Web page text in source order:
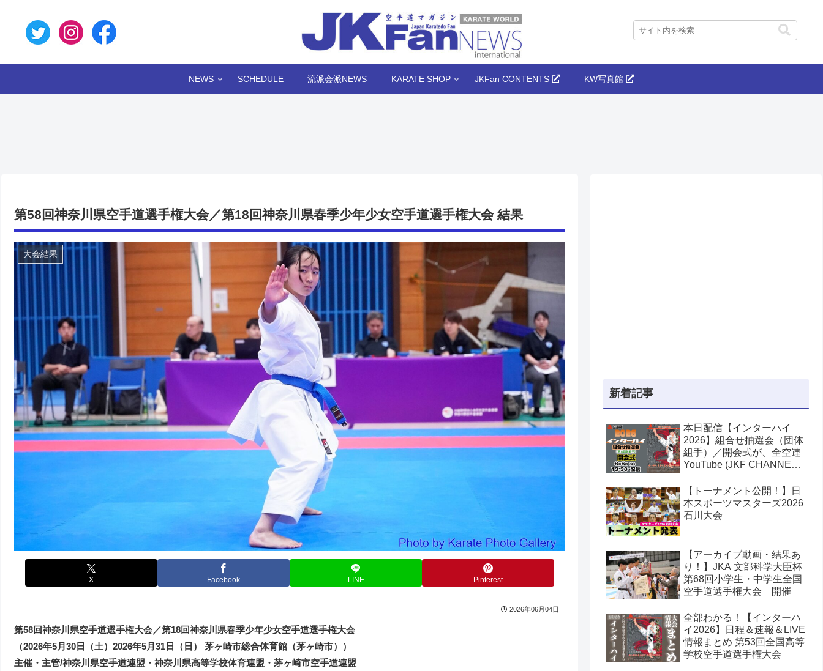
NEWS SCHEDULE 流派会派NEWS KARATE SHOP JKFan CONTENTS KW写真館
第58回神奈川県空手道選手権大会／第18回神奈川県春季少年少女空手道選手権大会 結果
大会結果
X Facebook LINE Pinterest
2026年06月04日
第58回神奈川県空手道選手権大会／第18回神奈川県春季少年少女空手道選手権大会
（2026年5月30日（土）2026年5月31日（日） 茅ヶ崎市総合体育館（茅ヶ崎市））
主催・主管/神奈川県空手道連盟・神奈川県高等学校体育連盟・茅ヶ崎市空手道連盟
新着記事
本日配信【インターハイ
2026】組合せ抽選会（団体
組手）／開会式が、全空連
YouTube (JKF CHANNEL)
53回全国高等学校空手道選
手権大会
【トーナメント公開！】日
本スポーツマスターズ2026
石川大会
【アーカイブ動画・結果あ
り！】JKA 文部科学大臣杯
第68回小学生・中学生全国
空手道選手権大会 開催
全部わかる！【インターハ
イ2026】日程＆速報＆LIVE
情報まとめ 第53回全国高等
学校空手道選手権大会